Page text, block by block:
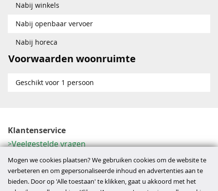
Nabij winkels
Nabij openbaar vervoer
Nabij horeca
Voorwaarden woonruimte
Geschikt voor 1 persoon
Klantenservice
Veelgestelde vragen
Contactformulier
Herroeping
Over ons
Mogen we cookies plaatsen? We gebruiken cookies om de website te
verbeteren en om gepersonaliseerde inhoud en advertenties aan te
bieden. Door op 'Alle toestaan' te klikken, gaat u akkoord met het